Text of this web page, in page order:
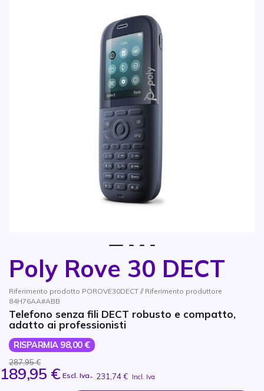
Poly Rove 30 DECT
Riferimento prodotto POROVE30DECT // Riferimento produttore
84H76AA#ABB
Telefono senza fili DECT robusto e compatto,
adatto ai professionisti
RISPARMIA 98,00 €
287,95 €
189,95 € Escl. Iva- 231,74 € Incl. Iva
Vai all'inizio della galleria di immagini